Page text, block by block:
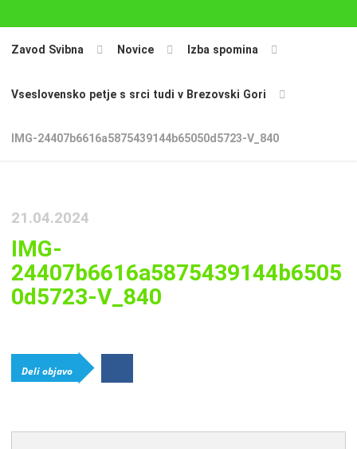
Zavod Svibna Novice Izba spomina
Vseslovensko petje s srci tudi v Brezovski Gori
IMG-24407b6616a5875439144b65050d5723-V_840
21.04.2024
IMG-
24407b6616a5875439144b6505
0d5723-V_840
Deli objavo